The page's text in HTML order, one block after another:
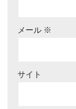
メール ※
サイト